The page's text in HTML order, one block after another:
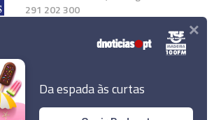
291 202 300
Instale a nossa App
Da espada às curtas
×